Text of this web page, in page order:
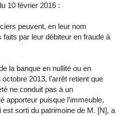
10 février 2016 :
peuvent, en leur nom
par leur débiteur en fraude à
la banque en nullité ou en
2013, l'arrêt retient que
ne conduit pas à un
apporteur puisque l'immeuble,
sorti du patrimoine de M. [N], a